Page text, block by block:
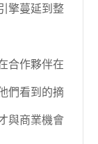
擎蔓延到整
合作夥伴在
們看到的摘
與商業機會